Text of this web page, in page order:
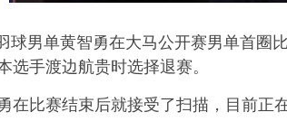
球男单黄智勇在大马公开赛男单首圈
选手渡边航贵时选择退赛。
在比赛结束后就接受了扫描，目前正